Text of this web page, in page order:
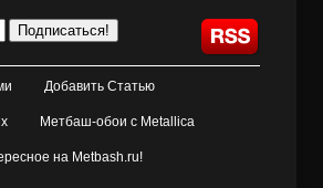
Добавить Статью
Метбаш-обои с Metallica
на Metbash.ru!